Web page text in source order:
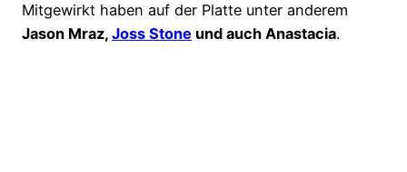
Mitgewirkt haben auf der Platte unter anderem
Jason Mraz, Joss Stone und auch Anastacia.